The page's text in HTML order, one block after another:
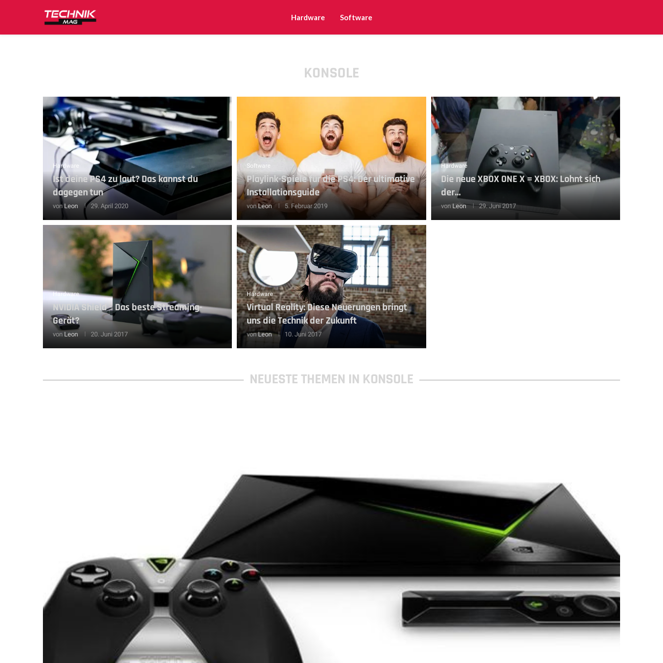
Hardware Software
KONSOLE
Hardware
Ist deine PS4 zu laut? Das kannst du
dagegen tun
vonLeon 29. April 2020
Software
Playlink-Spiele für die PS4: Der ultimative
Installationsguide
vonLeon 5. Februar 2019
Hardware
Die neue XBOX ONE X = XBOX: Lohnt sich
der...
von Leon 29. Juni 2017
Hardware
NVIDIA Shield – Das beste Streaming-
Gerät?
von Leon 20. Juni 2017
Hardware
Virtual Reality: Diese Neuerungen bringt
uns die Technik der Zukunft
vonLeon 10. Juni 2017
NEUESTE THEMEN IN KONSOLE